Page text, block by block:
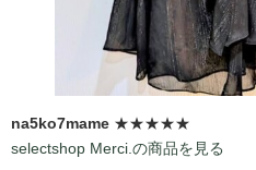
na5ko7mame ★★★★★
selectshop Merci.の商品を見る